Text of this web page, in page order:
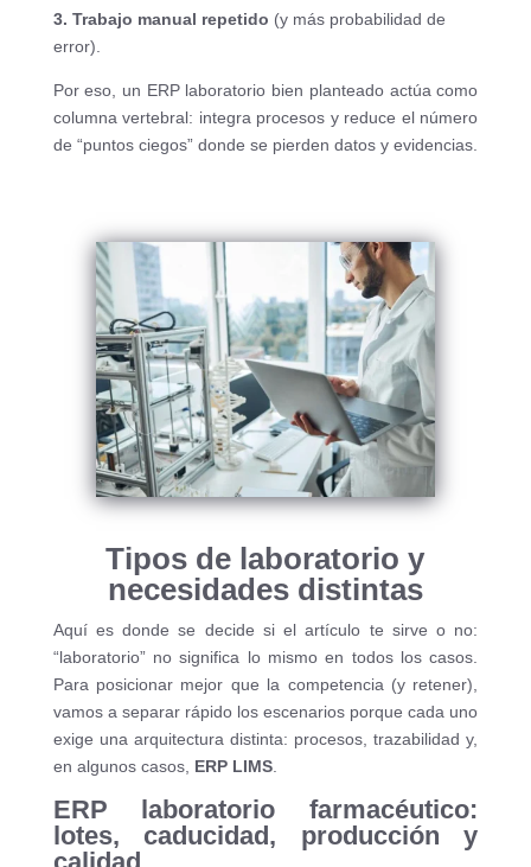
3. Trabajo manual repetido (y más probabilidad de
error).
Por eso, un ERP laboratorio bien planteado actúa como
columna vertebral: integra procesos y reduce el número
de “puntos ciegos” donde se pierden datos y evidencias.
Tipos de laboratorio y
necesidades distintas
Aquí es donde se decide si el artículo te sirve o no:
“laboratorio” no significa lo mismo en todos los casos.
Para posicionar mejor que la competencia (y retener),
vamos a separar rápido los escenarios porque cada uno
exige una arquitectura distinta: procesos, trazabilidad y,
en algunos casos, ERP LIMS.
ERP laboratorio farmacéutico:
lotes, caducidad, producción y